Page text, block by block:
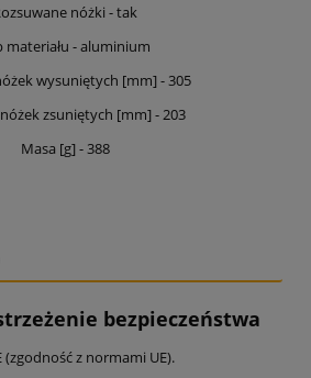
nóżki - tak
materiału - aluminium
wysuniętych [mm] - 305
nóżek zsuniętych [mm] - 203
Masa [g] - 388
bezpieczeństwa
(zgodność z normami UE).